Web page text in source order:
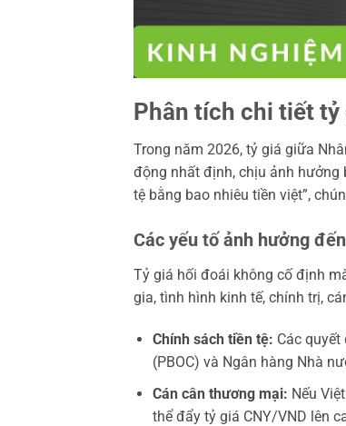
Phân tích chi tiết tỷ
Trong năm 2026, tỷ giá giữa
động nhất định, chịu ảnh hưởng
tệ bằng bao nhiêu tiền việt”,
Các yếu tố ảnh hưởng
Tỷ giá hối đoái không cố định
gia, tình hình kinh tế, chính trị,
Chính sách tiền tệ: Các
(PBOC) và Ngân hàng Nhà
Cán cân thương mại: Nếu
thể đẩy tỷ giá CNY/VND lên